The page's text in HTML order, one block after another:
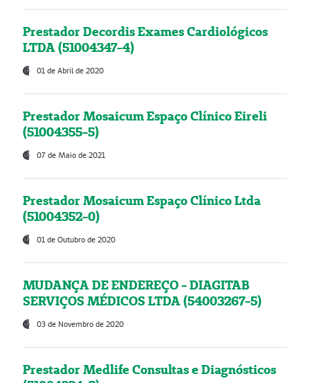
Prestador Decordis Exames Cardiológicos
LTDA (51004347-4)
01 de Abril de 2020
Prestador Mosaicum Espaço Clínico Eireli
(51004355-5)
07 de Maio de 2021
Prestador Mosaicum Espaço Clínico Ltda
(51004352-0)
01 de Outubro de 2020
MUDANÇA DE ENDEREÇO - DIAGITAB
SERVIÇOS MÉDICOS LTDA (54003267-5)
03 de Novembro de 2020
Prestador Medlife Consultas e Diagnósticos